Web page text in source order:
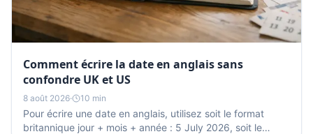
Comment écrire la date en anglais sans
confondre UK et US
8 août 2026· 10 min
Pour écrire une date en anglais, utilisez soit le format
britannique jour + mois + année : 5 July 2026, soit le